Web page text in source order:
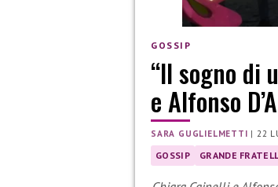
GOSSIP
“Il sogno di
e Alfonso
SARA GUGLIELMETTI |22
GOSSIP GRANDE